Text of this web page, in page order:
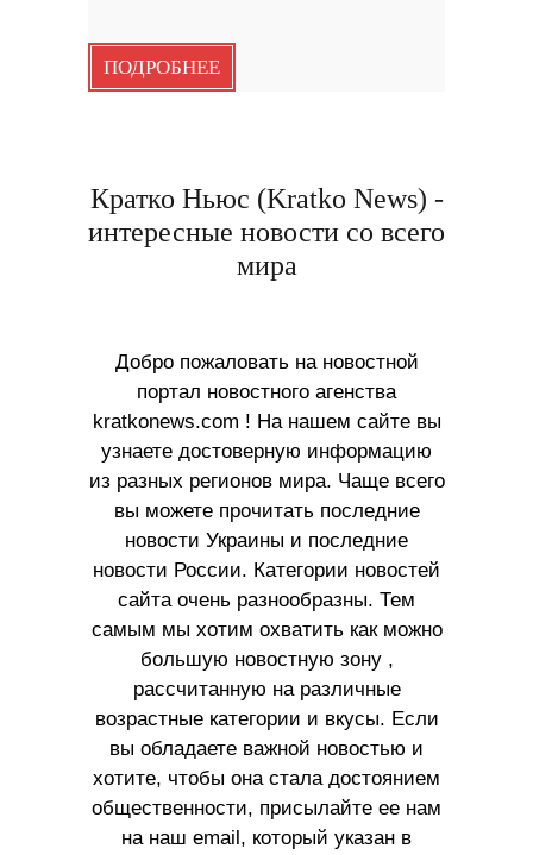
ПОДРОБНЕЕ
Кратко Ньюс (Kratko News) -
интересные новости со всего
мира
Добро пожаловать на новостной
портал новостного агенства
kratkonews.com ! На нашем сайте вы
узнаете достоверную информацию
из разных регионов мира. Чаще всего
вы можете прочитать последние
новости Украины и последние
новости России. Категории новостей
сайта очень разнообразны. Тем
самым мы хотим охватить как можно
большую новостную зону ,
рассчитанную на различные
возрастные категории и вкусы. Если
вы обладаете важной новостью и
хотите, чтобы она стала достоянием
общественности, присылайте ее нам
на наш email, который указан в